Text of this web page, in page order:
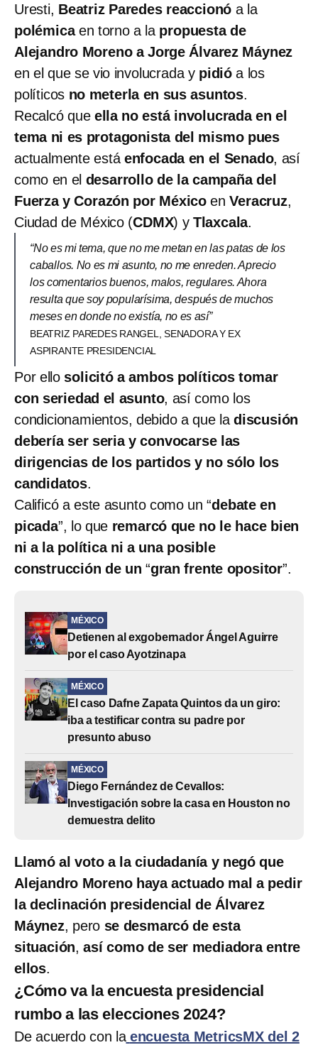
Uresti, Beatriz Paredes reaccionó a la
polémicaen torno a la propuesta de
Alejandro Moreno a Jorge Álvarez Máynez
en el que se vio involucrada y pidió a los
políticos no meterla en sus asuntos.
Recalcó que ella no está involucrada en el
tema ni es protagonista del mismo pues
actualmente está enfocada en el Senado, así
como en el desarrollo de la campaña del
Fuerza y Corazón por México enVeracruz,
Ciudad de México (CDMX) y Tlaxcala.
“No es mi tema, que no me metan en las patas de los
caballos. No es mi asunto, no me enreden. Aprecio
los comentarios buenos, malos, regulares. Ahora
resulta que soy popularísima, después de muchos
meses en donde no existía, no es así”
BEATRIZ PAREDES RANGEL, SENADORA Y EX
ASPIRANTE PRESIDENCIAL
Por ello solicitó a ambos políticos tomar
con seriedad el asunto, así como los
condicionamientos, debido a que la discusión
debería ser seria y convocarse las
dirigencias de los partidos y no sólo los
candidatos.
Calificó a este asunto como un “debate en
picada”, lo que remarcó que no le hace bien
ni a la política ni a una posible
construcción de un“gran frente opositor”.
MÉXICO
Detienen al exgobernador Ángel Aguirre
por el caso Ayotzinapa
MÉXICO
El caso Dafne Zapata Quintos da un giro:
iba a testificar contra su padre por
presunto abuso
MÉXICO
Diego Fernández de Cevallos:
Investigación sobre la casa en Houston no
demuestra delito
Llamó al voto a la ciudadanía y negó que
Alejandro Moreno haya actuado mal a pedir
la declinación presidencial de Álvarez
Máynez, pero se desmarcó de esta
situación,así como de ser mediadora entre
ellos.
¿Cómo va la encuesta presidencial
rumbo a las elecciones 2024?
De acuerdo con la encuesta MetricsMX del 2